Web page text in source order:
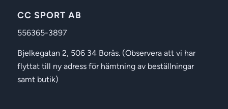
CC SPORT AB
556365-3897
Bjelkegatan 2, 506 34 Borås. (Observera att vi har
flyttat till ny adress för hämtning av beställningar
samt butik)